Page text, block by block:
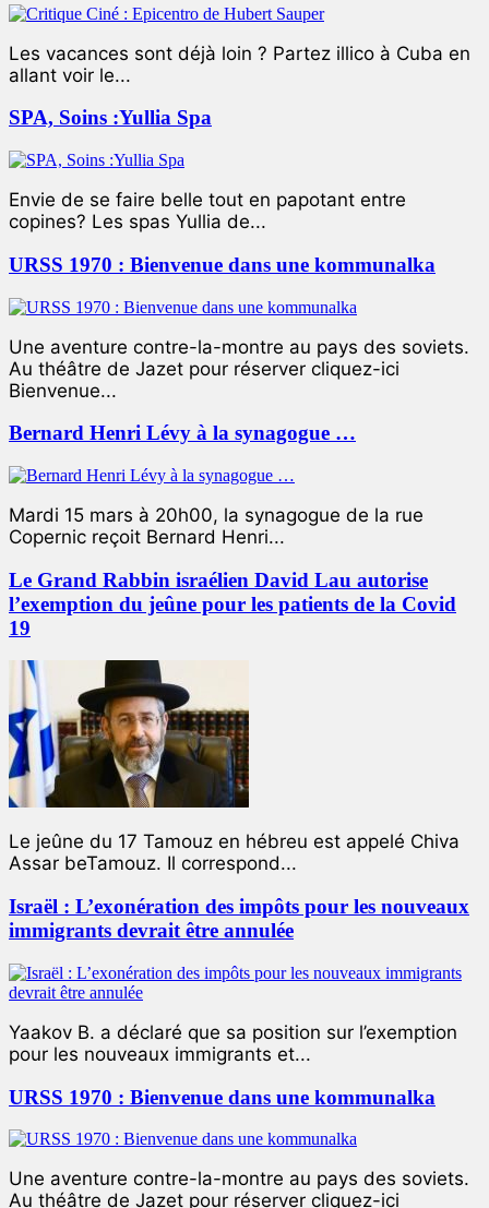
Les vacances sont déjà loin ? Partez illico à Cuba en
allant voir le...
SPA, Soins :Yullia Spa
Envie de se faire belle tout en papotant entre
copines? Les spas Yullia de...
URSS 1970 : Bienvenue dans une kommunalka
Une aventure contre-la-montre au pays des soviets.
Au théâtre de Jazet pour réserver cliquez-ici
Bienvenue...
Bernard Henri Lévy à la synagogue …
Mardi 15 mars à 20h00, la synagogue de la rue
Copernic reçoit Bernard Henri...
Le Grand Rabbin israélien David Lau autorise
l’exemption du jeûne pour les patients de la Covid
19
Le jeûne du 17 Tamouz en hébreu est appelé Chiva
Assar beTamouz. Il correspond...
Israël : L’exonération des impôts pour les nouveaux
immigrants devrait être annulée
Yaakov B. a déclaré que sa position sur l’exemption
pour les nouveaux immigrants et...
URSS 1970 : Bienvenue dans une kommunalka
Une aventure contre-la-montre au pays des soviets.
Au théâtre de Jazet pour réserver cliquez-ici